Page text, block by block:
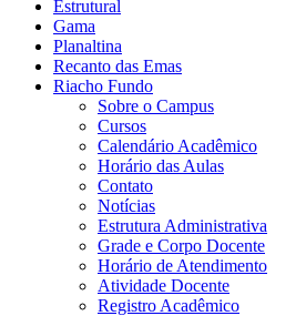
Estrutural
Gama
Planaltina
Recanto das Emas
Riacho Fundo
Sobre o Campus
Cursos
Calendário Acadêmico
Horário das Aulas
Contato
Notícias
Estrutura Administrativa
Grade e Corpo Docente
Horário de Atendimento
Atividade Docente
Registro Acadêmico